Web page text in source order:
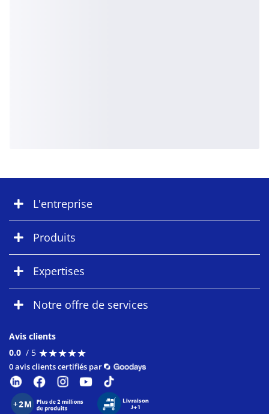
L'entreprise
Produits
Expertises
Notre offre de services
Avis clients
0.0 / 5 ★★★★★
★★★★★
0 avis clients certifiés par